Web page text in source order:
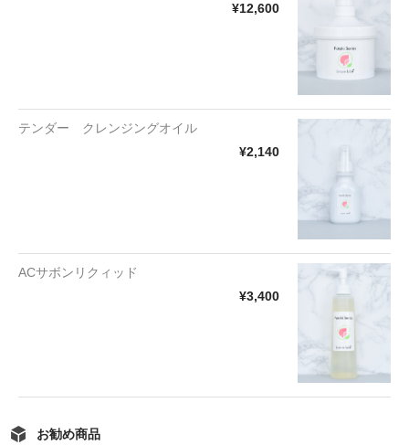
¥12,600
テンダー クレンジングオイル
¥2,140
ACサボンリクィッド
¥3,400
お勧め商品